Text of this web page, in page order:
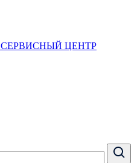
СЕРВИСНЫЙ ЦЕНТР